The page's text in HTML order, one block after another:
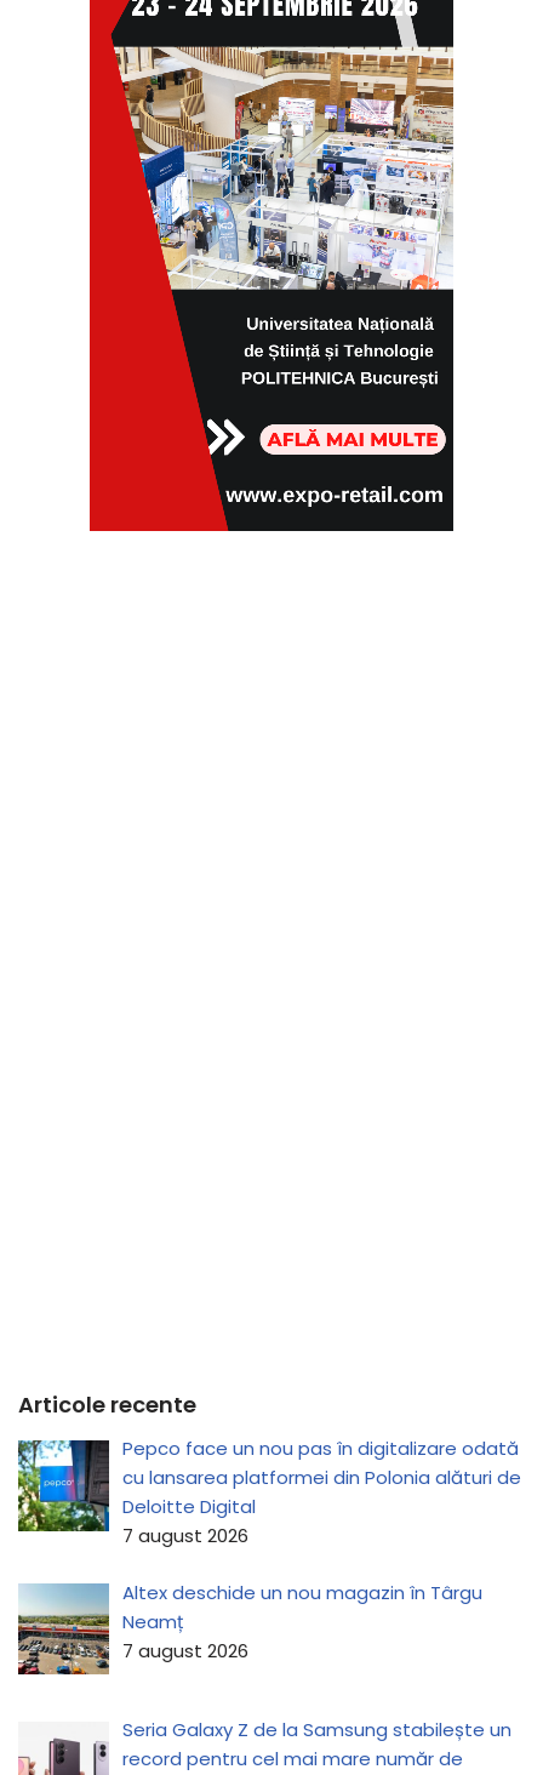
Articole recente
Pepco face un nou pas în digitalizare odată
cu lansarea platformei din Polonia alături de
Deloitte Digital
7 august 2026
Altex deschide un nou magazin în Târgu
Neamț
7 august 2026
Seria Galaxy Z de la Samsung stabilește un
record pentru cel mai mare număr de